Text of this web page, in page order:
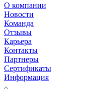
О компании
Новости
Команда
Отзывы
Карьера
Контакты
Партнеры
Сертификаты
Информация